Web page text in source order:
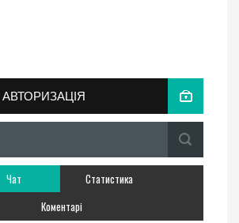
АВТОРИЗАЦІЯ
Чат
Статистика
Коментарі